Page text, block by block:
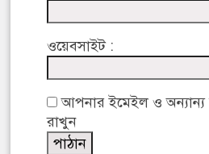
ওয়েবসাইট :
আপনার ইমেইল ও অন্যান্য
রাখুন